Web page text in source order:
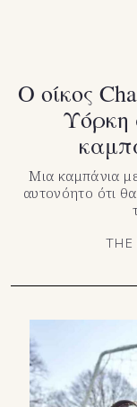
Ο οίκος
Υόρκη
Μια καμπάνια
αυτονόητο ότι
THE